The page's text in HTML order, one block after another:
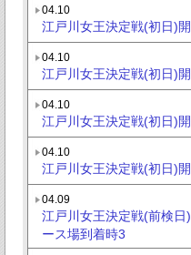
04.10
江戸川女王決定戦(初日)
04.10
江戸川女王決定戦(初日)
04.10
江戸川女王決定戦(初日)
04.10
江戸川女王決定戦(初日)
04.09
江戸川女王決定戦(前検日
ース場到着時3